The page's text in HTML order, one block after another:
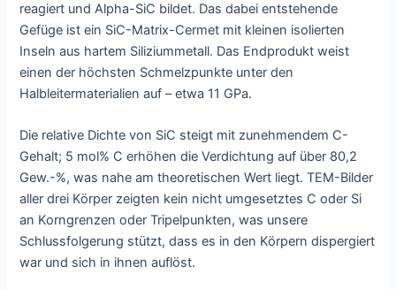
reagiert und Alpha-SiC bildet. Das dabei entstehende
Gefüge ist ein SiC-Matrix-Cermet mit kleinen isolierten
Inseln aus hartem Siliziummetall. Das Endprodukt weist
einen der höchsten Schmelzpunkte unter den
Halbleitermaterialien auf – etwa 11 GPa.
Die relative Dichte von SiC steigt mit zunehmendem C-
Gehalt; 5 mol% C erhöhen die Verdichtung auf über 80,2
Gew.-%, was nahe am theoretischen Wert liegt. TEM-Bilder
aller drei Körper zeigten kein nicht umgesetztes C oder Si
an Korngrenzen oder Tripelpunkten, was unsere
Schlussfolgerung stützt, dass es in den Körpern dispergiert
war und sich in ihnen auflöst.